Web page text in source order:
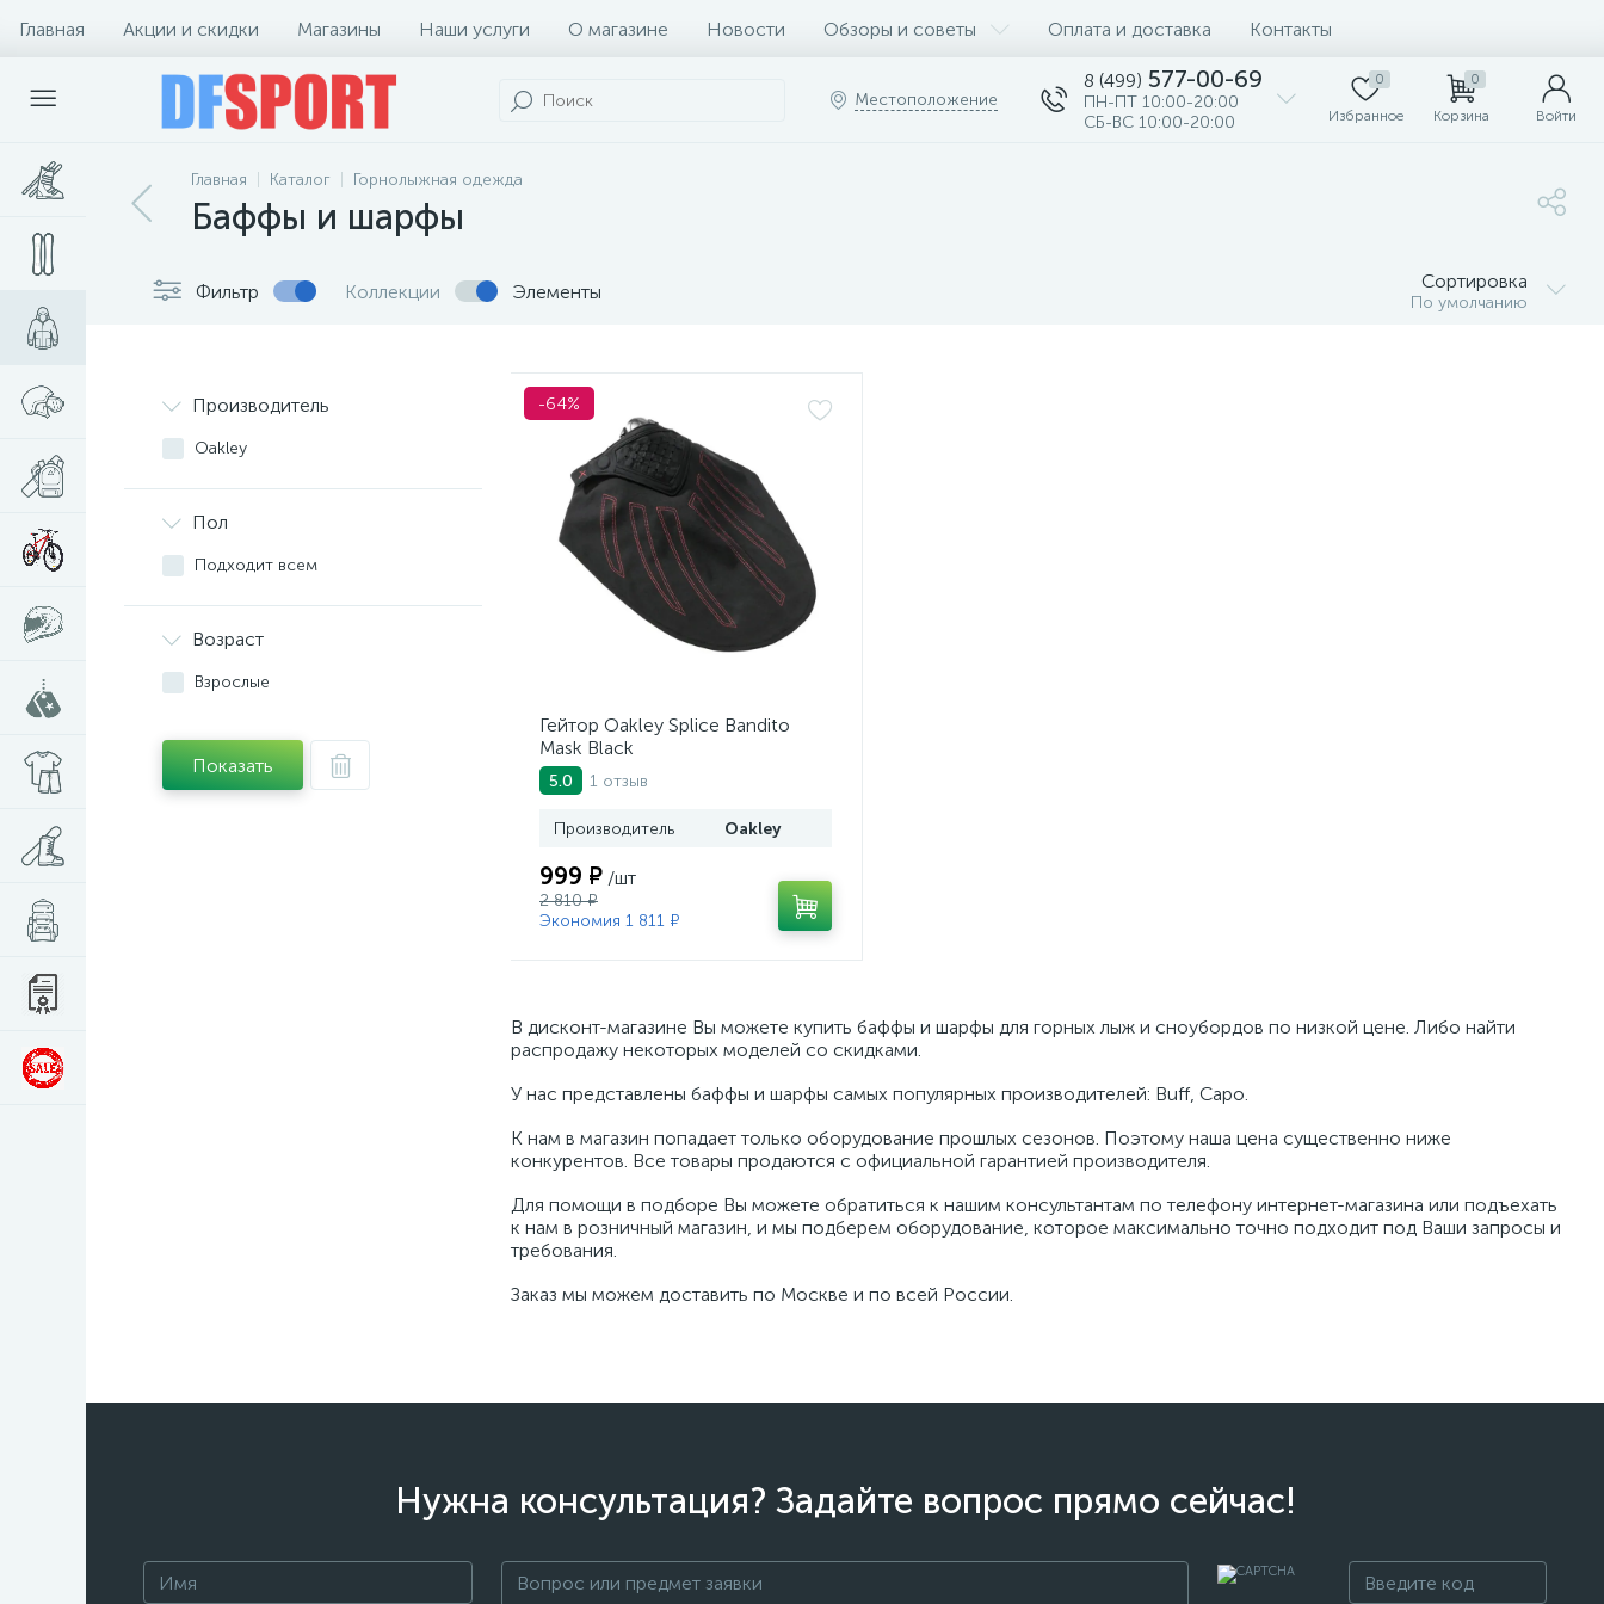
Главная Акции и скидки Магазины Наши услуги О магазине Новости Обзоры и советы Оплата и доставка Контакты
Местоположение
8 (499) 577-00-69
ПН-ПТ 10:00-20:00
СБ-ВС 10:00-20:00
0
Избранное
0
Корзина Войти
Главная Каталог Горнолыжная одежда
Баффы и шарфы
Фильтр Коллекции Элементы Сортировка
По умолчанию
Производитель
Oakley
Пол
Подходит всем
Возраст
Взрослые
Показать
-64%
Гейтор Oakley Splice Bandito
Mask Black
5.0 1 отзыв
Производитель Oakley
999 ₽ /шт
2 810 ₽
Экономия 1 811 ₽
В дисконт-магазине Вы можете купить баффы и шарфы для горных лыж и сноубордов по низкой цене. Либо найти
распродажу некоторых моделей со скидками.
У нас представлены баффы и шарфы самых популярных производителей: Buff, Capo.
К нам в магазин попадает только оборудование прошлых сезонов. Поэтому наша цена существенно ниже
конкурентов. Все товары продаются с официальной гарантией производителя.
Для помощи в подборе Вы можете обратиться к нашим консультантам по телефону интернет-магазина или подъехать
к нам в розничный магазин, и мы подберем оборудование, которое максимально точно подходит под Ваши запросы и
требования.
Заказ мы можем доставить по Москве и по всей России.
Нужна консультация? Задайте вопрос прямо сейчас!